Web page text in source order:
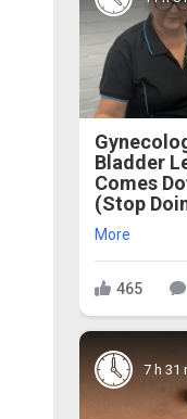
Bladder
Comes
(Stop
More
465
7 h 31